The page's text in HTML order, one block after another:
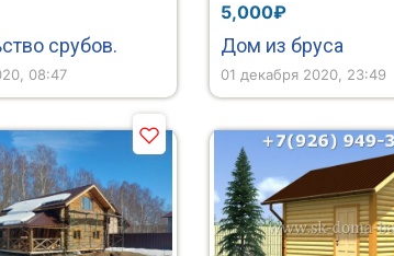
срубов.
08:47
5,000₽
Дом из бруса
01 декабря 2020, 23:49